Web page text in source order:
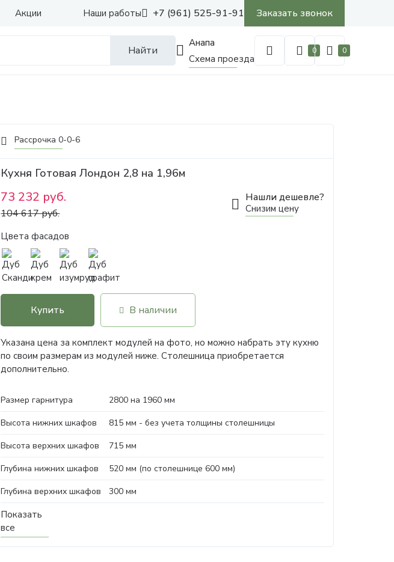
Наши работы
Акции +7 (961) 525-91-91 Заказать звонок
Найти
Анапа
Схема проезда
0 0
Рассрочка 0-0-6
Кухня Готовая Лондон 2,8 на 1,96м
73 232 руб.
104 617 руб.
Нашли дешевле?
Снизим цену
Цвета фасадов
Купить В наличии
Указана цена за комплект модулей на фото, но можно набрать эту кухню
по своим размерам из модулей ниже. Столешница приобретается
дополнительно.
Размер гарнитура
2800 на 1960 мм
Высота нижних шкафов
815 мм - без учета толщины столешницы
Высота верхних шкафов
715 мм
Глубина нижних шкафов
520 мм (по столешнице 600 мм)
Глубина верхних шкафов
300 мм
Показать
все